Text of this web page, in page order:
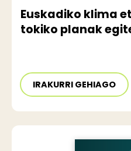
Euskadiko klima
tokiko planak
IRAKURRI GEHIAGO